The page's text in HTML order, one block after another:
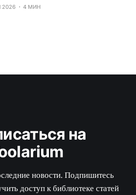
2026 4 МИН
на
новости. Подпишитесь
доступ к библиотеке статей